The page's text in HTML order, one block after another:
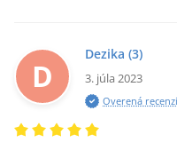
D
Dezika (3)
3. júla 2023
Overená